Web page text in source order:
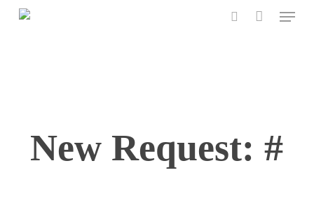
Menu
New Request: #